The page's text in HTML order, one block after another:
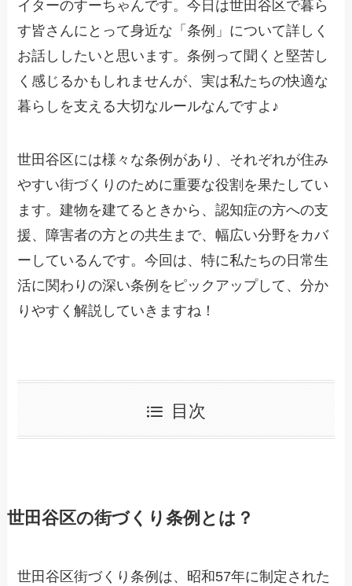
イターのすーちゃんです。今日は世田谷区で暮ら
す皆さんにとって身近な「条例」について詳しく
お話ししたいと思います。条例って聞くと堅苦し
く感じるかもしれませんが、実は私たちの快適な
暮らしを支える大切なルールなんですよ♪
世田谷区には様々な条例があり、それぞれが住み
やすい街づくりのために重要な役割を果たしてい
ます。建物を建てるときから、認知症の方への支
援、障害者の方との共生まで、幅広い分野をカバ
ーしているんです。今回は、特に私たちの日常生
活に関わりの深い条例をピックアップして、分か
りやすく解説していきますね！
目次
世田谷区の街づくり条例とは？
世田谷区街づくり条例は、昭和57年に制定された